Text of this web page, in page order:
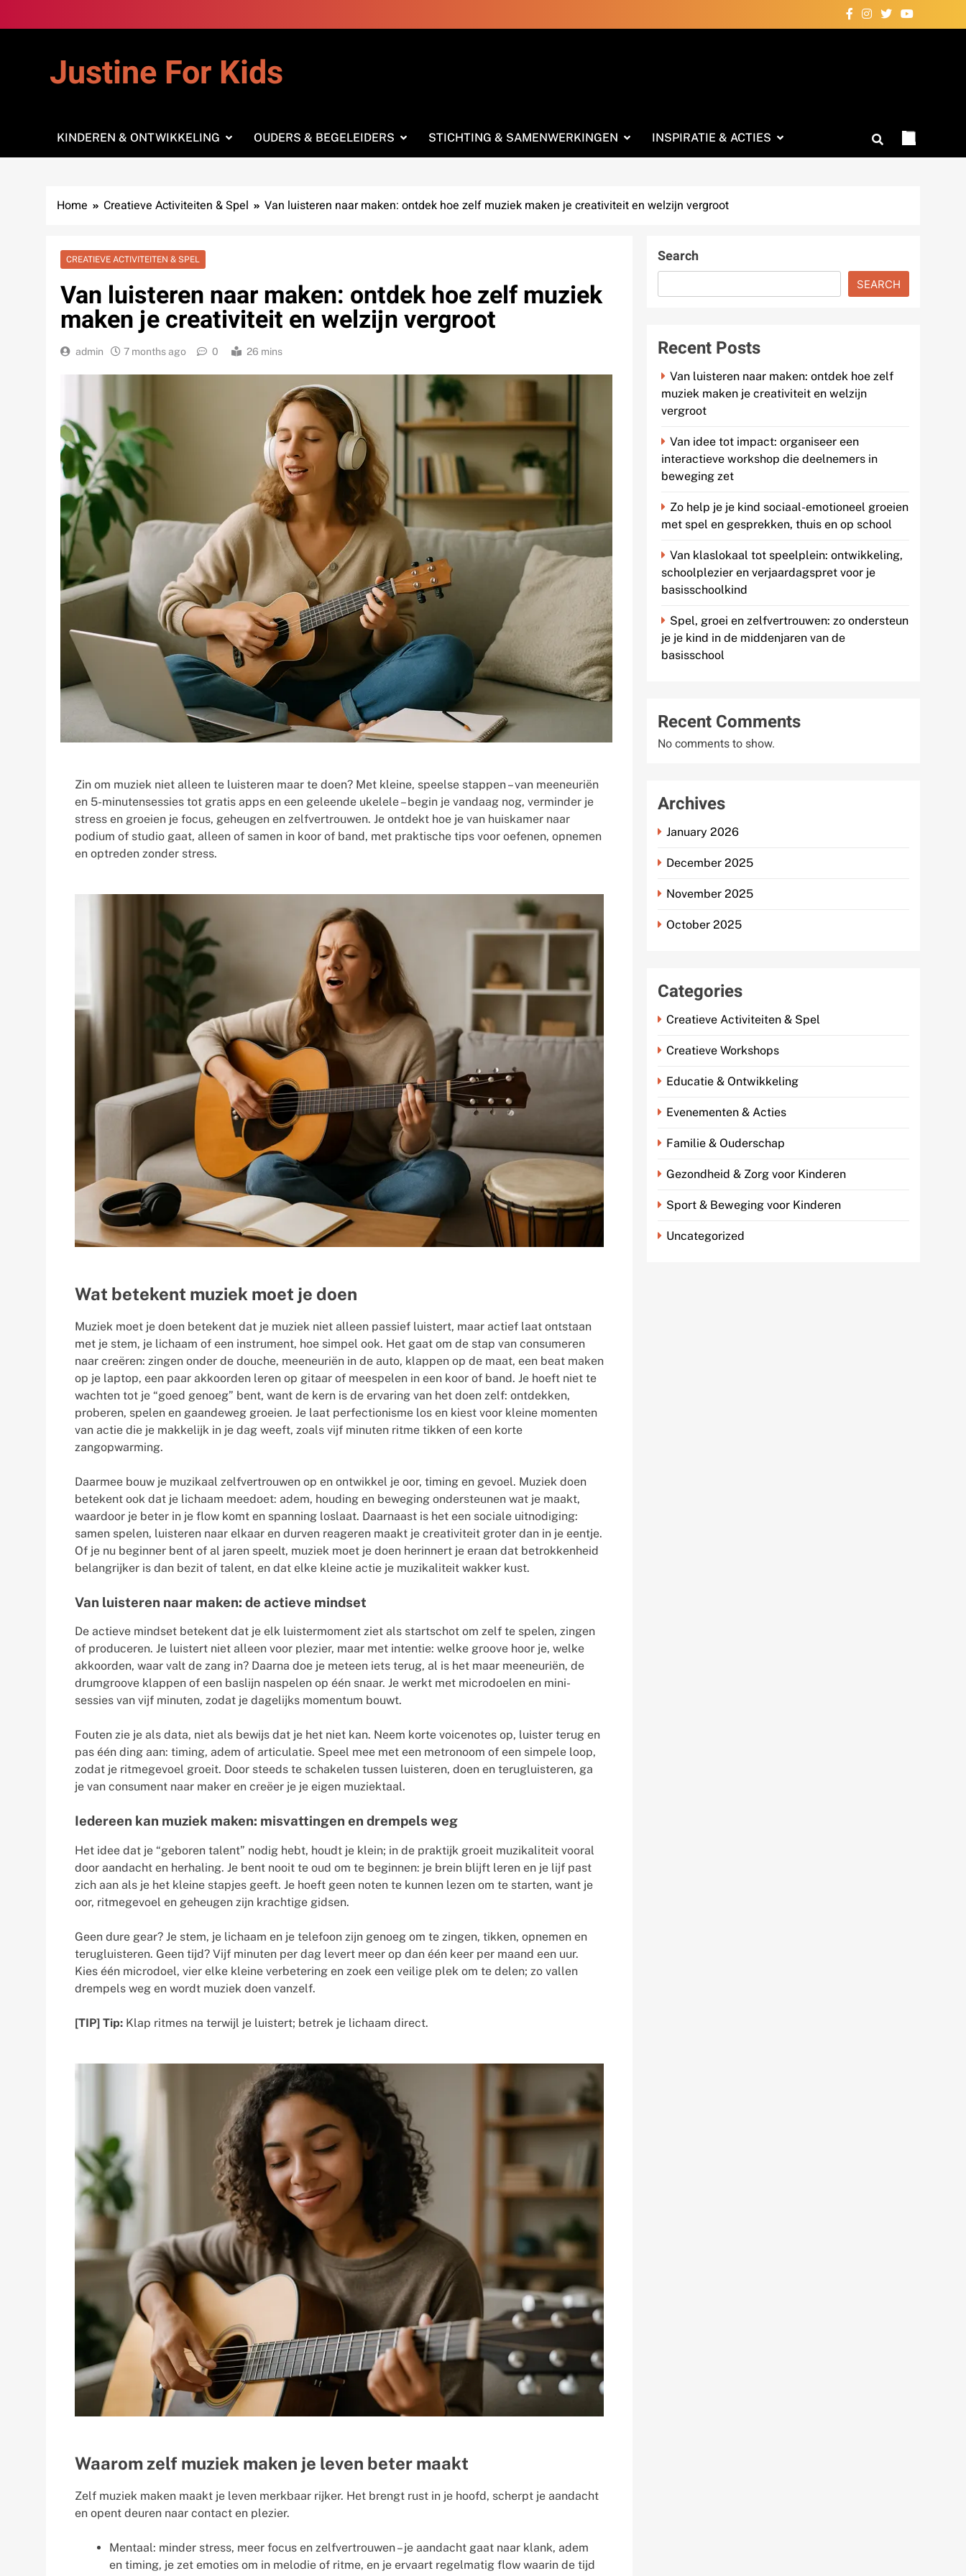
to
Justine For Kids
KINDEREN & ONTWIKKELING OUDERS & BEGELEIDERS STICHTING & SAMENWERKINGEN INSPIRATIE & ACTIES
Home Creatieve Activiteiten & Spel Van luisteren naar maken: ontdek hoe zelf muziek maken je creativiteit en welzijn vergroot
CREATIEVE ACTIVITEITEN & SPEL
Van luisteren naar maken: ontdek hoe zelf muziek
maken je creativiteit en welzijn vergroot
admin 7 months ago 0 26 mins
Zin om muziek niet alleen te luisteren maar te doen? Met kleine, speelse stappen – van meeneuriën
en 5-minutensessies tot gratis apps en een geleende ukelele – begin je vandaag nog, verminder je
stress en groeien je focus, geheugen en zelfvertrouwen. Je ontdekt hoe je van huiskamer naar
podium of studio gaat, alleen of samen in koor of band, met praktische tips voor oefenen, opnemen
en optreden zonder stress.
Wat betekent muziek moet je doen
Muziek moet je doen betekent dat je muziek niet alleen passief luistert, maar actief laat ontstaan
met je stem, je lichaam of een instrument, hoe simpel ook. Het gaat om de stap van consumeren
naar creëren: zingen onder de douche, meeneuriën in de auto, klappen op de maat, een beat maken
op je laptop, een paar akkoorden leren op gitaar of meespelen in een koor of band. Je hoeft niet te
wachten tot je “goed genoeg” bent, want de kern is de ervaring van het doen zelf: ontdekken,
proberen, spelen en gaandeweg groeien. Je laat perfectionisme los en kiest voor kleine momenten
van actie die je makkelijk in je dag weeft, zoals vijf minuten ritme tikken of een korte
zangopwarming.
Daarmee bouw je muzikaal zelfvertrouwen op en ontwikkel je oor, timing en gevoel. Muziek doen
betekent ook dat je lichaam meedoet: adem, houding en beweging ondersteunen wat je maakt,
waardoor je beter in je flow komt en spanning loslaat. Daarnaast is het een sociale uitnodiging:
samen spelen, luisteren naar elkaar en durven reageren maakt je creativiteit groter dan in je eentje.
Of je nu beginner bent of al jaren speelt, muziek moet je doen herinnert je eraan dat betrokkenheid
belangrijker is dan bezit of talent, en dat elke kleine actie je muzikaliteit wakker kust.
Van luisteren naar maken: de actieve mindset
De actieve mindset betekent dat je elk luistermoment ziet als startschot om zelf te spelen, zingen
of produceren. Je luistert niet alleen voor plezier, maar met intentie: welke groove hoor je, welke
akkoorden, waar valt de zang in? Daarna doe je meteen iets terug, al is het maar meeneuriën, de
drumgroove klappen of een baslijn naspelen op één snaar. Je werkt met microdoelen en mini-
sessies van vijf minuten, zodat je dagelijks momentum bouwt.
Fouten zie je als data, niet als bewijs dat je het niet kan. Neem korte voicenotes op, luister terug en
pas één ding aan: timing, adem of articulatie. Speel mee met een metronoom of een simpele loop,
zodat je ritmegevoel groeit. Door steeds te schakelen tussen luisteren, doen en terugluisteren, ga
je van consument naar maker en creëer je je eigen muziektaal.
Iedereen kan muziek maken: misvattingen en drempels weg
Het idee dat je “geboren talent” nodig hebt, houdt je klein; in de praktijk groeit muzikaliteit vooral
door aandacht en herhaling. Je bent nooit te oud om te beginnen: je brein blijft leren en je lijf past
zich aan als je het kleine stapjes geeft. Je hoeft geen noten te kunnen lezen om te starten, want je
oor, ritmegevoel en geheugen zijn krachtige gidsen.
Geen dure gear? Je stem, je lichaam en je telefoon zijn genoeg om te zingen, tikken, opnemen en
terugluisteren. Geen tijd? Vijf minuten per dag levert meer op dan één keer per maand een uur.
Kies één microdoel, vier elke kleine verbetering en zoek een veilige plek om te delen; zo vallen
drempels weg en wordt muziek doen vanzelf.
[TIP] Tip: Klap ritmes na terwijl je luistert; betrek je lichaam direct.
Waarom zelf muziek maken je leven beter maakt
Zelf muziek maken maakt je leven merkbaar rijker. Het brengt rust in je hoofd, scherpt je aandacht
en opent deuren naar contact en plezier.
Mentaal: minder stress, meer focus en zelfvertrouwen – je aandacht gaat naar klank, adem
en timing, je zet emoties om in melodie of ritme, en je ervaart regelmatig flow waarin de tijd
Search
SEARCH
Recent Posts
Van luisteren naar maken: ontdek hoe zelf
muziek maken je creativiteit en welzijn
vergroot
Van idee tot impact: organiseer een
interactieve workshop die deelnemers in
beweging zet
Zo help je je kind sociaal-emotioneel groeien
met spel en gesprekken, thuis en op school
Van klaslokaal tot speelplein: ontwikkeling,
schoolplezier en verjaardagspret voor je
basisschoolkind
Spel, groei en zelfvertrouwen: zo ondersteun
je je kind in de middenjaren van de
basisschool
Recent Comments
No comments to show.
Archives
January 2026
December 2025
November 2025
October 2025
Categories
Creatieve Activiteiten & Spel
Creatieve Workshops
Educatie & Ontwikkeling
Evenementen & Acties
Familie & Ouderschap
Gezondheid & Zorg voor Kinderen
Sport & Beweging voor Kinderen
Uncategorized